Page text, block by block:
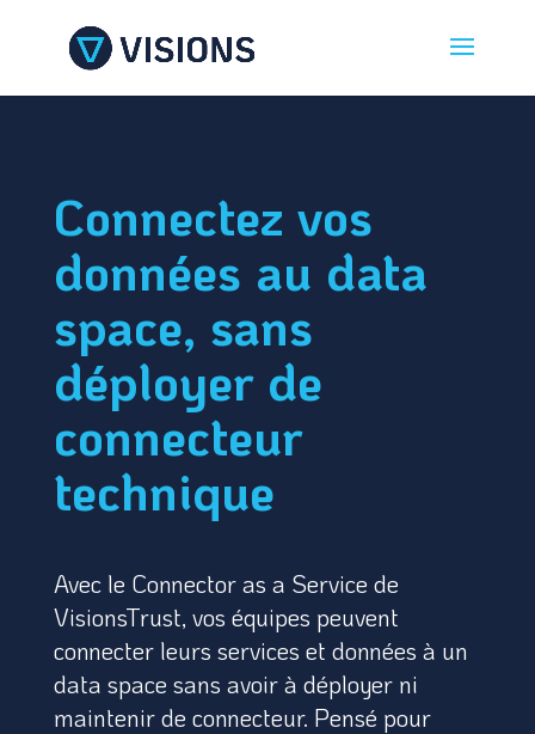
Connectez vos
données au data
space, sans
déployer de
connecteur
technique
Avec le Connector as a Service de
VisionsTrust, vos équipes peuvent
connecter leurs services et données à un
data space sans avoir à déployer ni
maintenir de connecteur. Pensé pour